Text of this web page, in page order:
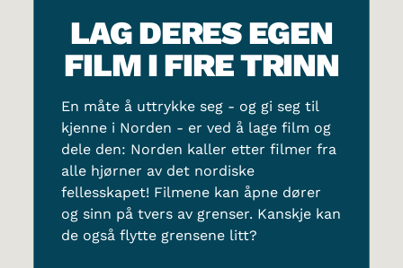
LAG DERES EGEN
FILM I FIRE TRINN
En måte å uttrykke seg - og gi seg til
kjenne i Norden - er ved å lage film og
dele den: Norden kaller etter filmer fra
alle hjørner av det nordiske
fellesskapet! Filmene kan åpne dører
og sinn på tvers av grenser. Kanskje kan
de også flytte grensene litt?